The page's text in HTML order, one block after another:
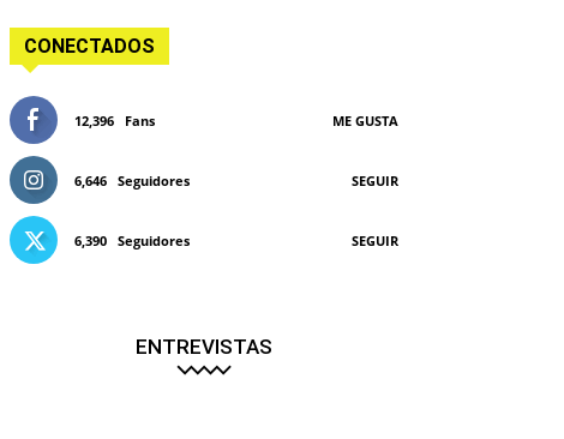
CONECTADOS
12,396 Fans ME GUSTA
6,646 Seguidores SEGUIR
6,390 Seguidores SEGUIR
ENTREVISTAS